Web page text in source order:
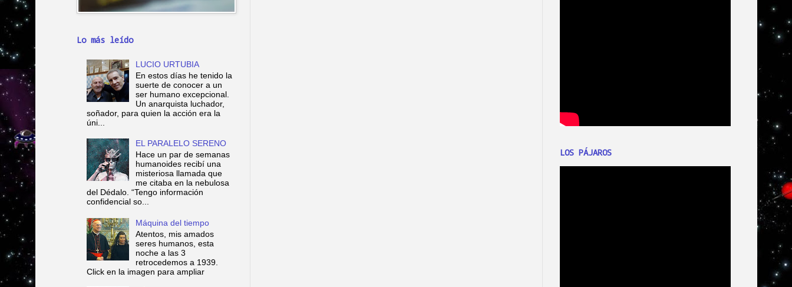
Lo más leído
LUCIO URTUBIA
En estos días he tenido la
suerte de conocer a un
ser humano excepcional.
Un anarquista luchador,
soñador, para quien la acción era la
úni...
EL PARALELO SERENO
Hace un par de semanas
humanoides recibí una
misteriosa llamada que
me citaba en la nebulosa
del Dédalo. “Tengo información
confidencial so...
Máquina del tiempo
Atentos, mis amados
seres humanos, esta
noche a las 3
retrocedemos a 1939.
Click en la imagen para ampliar
LOS PÁJAROS